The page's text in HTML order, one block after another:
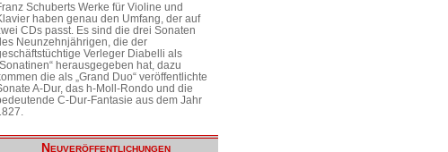
Schuberts Werke für Violine und
haben genau den Umfang, der auf
CDs passt. Es sind die drei Sonaten
Neunzehnjährigen, die der
Verleger Diabelli als
„Sonatinen“ herausgegeben hat, dazu
die als „Grand Duo“ veröffentlichte
A-Dur, das h-Moll-Rondo und die
C-Dur-Fantasie aus dem Jahr
Neuveröffentlichungen